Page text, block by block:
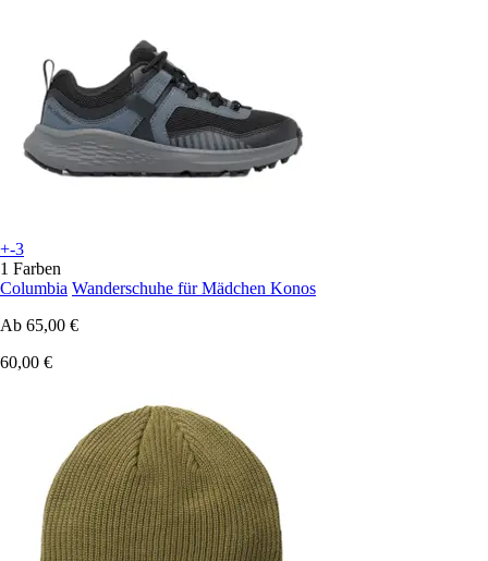
+-3
1 Farben
Columbia Wanderschuhe für Mädchen Konos
Ab 65,00 €
60,00 €